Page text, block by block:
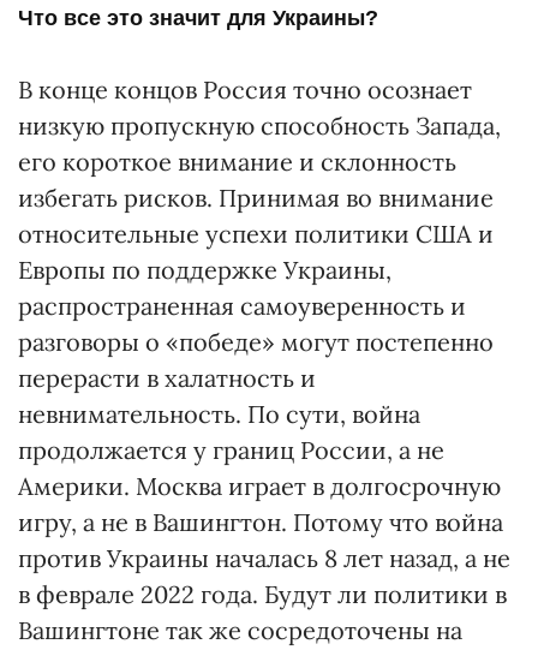
Что все это значит для Украины?
В конце концов Россия точно осознает
низкую пропускную способность Запада,
его короткое внимание и склонность
избегать рисков. Принимая во внимание
относительные успехи политики США и
Европы по поддержке Украины,
распространенная самоуверенность и
разговоры о «победе» могут постепенно
перерасти в халатность и
невнимательность. По сути, война
продолжается у границ России, а не
Америки. Москва играет в долгосрочную
игру, а не в Вашингтон. Потому что война
против Украины началась 8 лет назад, а не
в феврале 2022 года. Будут ли политики в
Вашингтоне так же сосредоточены на